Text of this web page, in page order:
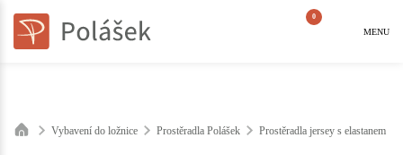
0
MENU
Vybavení do ložnice Prostěradla Polášek Prostěradla jersey s elastanem